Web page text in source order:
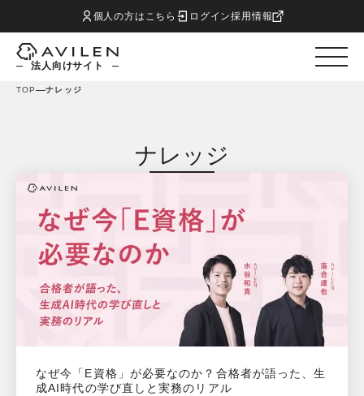
個人の方はこちら ログイン採用情報
法人向けサイト
TOP ナレッジ
ナレッジ
なぜ今「E資格」が必要なのか？合格者が語った、生
成AI時代の学び直しと実務のリアル